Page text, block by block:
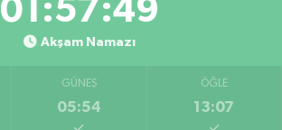
01:57:49
Akşam Namazı
GÜNEŞ
05:54
ÖĞLE
13:07